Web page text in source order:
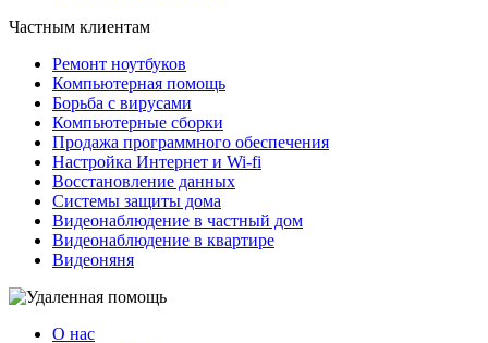
Частным клиентам
Ремонт ноутбуков
Компьютерная помощь
Борьба с вирусами
Компьютерные сборки
Продажа программного обеспечения
Настройка Интернет и Wi-fi
Восстановление данных
Системы защиты дома
Видеонаблюдение в частный дом
Видеонаблюдение в квартире
Видеоняня
О нас